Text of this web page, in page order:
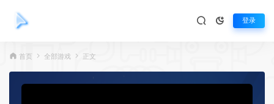
登录
首页 全部游戏 正文